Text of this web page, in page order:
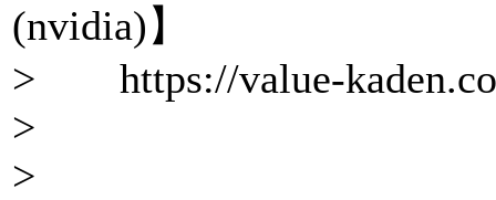
(nvidia)】
> https://value-
>
>